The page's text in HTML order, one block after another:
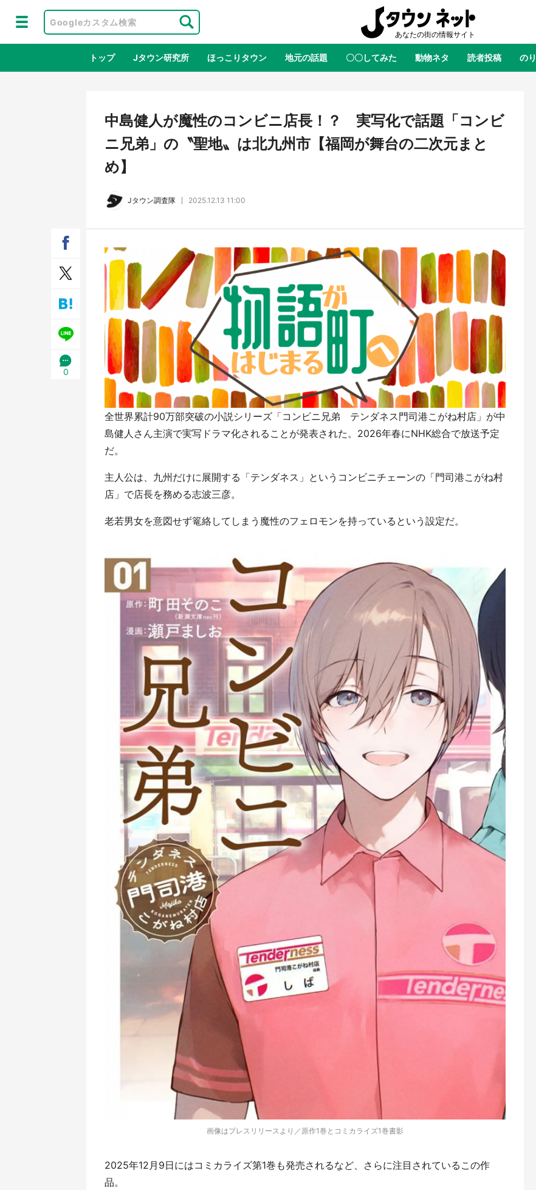
全国 全国
東北 青森 岩手 宮城
関東 茨城 栃木
四国 徳島 香川 愛媛
福岡 佐賀 長崎
トップ Jタウン研究所 ほっこりタウン 地元の話題 〇〇してみた 動物ネタ 読者投稿 の
地域×二次元 絶景 あの時はありがとう 物語がはじまる町へ
だった鬼太郎グッズ買える 銀座・博
品館TOY PARKへ急げ【8／8～31】
服！？ 県公式プロモ動画で「聖地」
が生産されてます【7／31～1／31】
『薬屋のひとりごと』の〝舞〟
に入り込む 六本木ヒルズ展望
ラボ、本邦初公開の「猫猫像」
／1～10／26】
もっとみる
中島健人が魔性のコンビニ店長！？ 実写化で話題「コンビ
ニ兄弟」の〝聖地〟は北九州市【福岡が舞台の二次元まと
め】
Jタウン調査隊 2025.12.13 11:00
0
全世界累計90万部突破の小説シリーズ「コンビニ兄弟 テンダネス門司港こがね村店」が中
島健人さん主演で実写ドラマ化されることが発表された。2026年春にNHK総合で放送予定
だ。
主人公は、九州だけに展開する「テンダネス」というコンビニチェーンの「門司港こがね村
店」で店長を務める志波三彦。
老若男女を意図せず篭絡してしまう魔性のフェロモンを持っているという設定だ。
画像はプレスリリースより／原作1巻とコミカライズ1巻書影
2025年12月9日にはコミカライズ第1巻も発売されるなど、さらに注目されているこの作
品。